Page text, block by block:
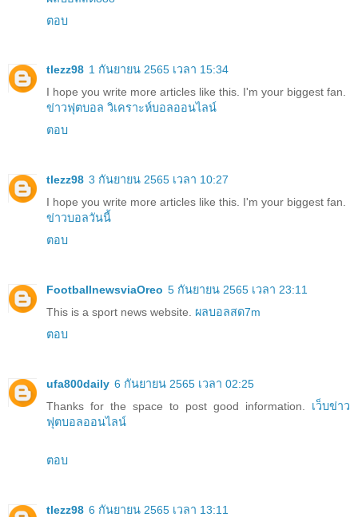
ตอบ
tlezz98 1 กันยายน 2565 เวลา 15:34
I hope you write more articles like this. I'm your biggest fan.
ข่าวฟุตบอล วิเคราะห์บอลออนไลน์
ตอบ
tlezz98 3 กันยายน 2565 เวลา 10:27
I hope you write more articles like this. I'm your biggest fan.
ข่าวบอลวันนี้
ตอบ
FootballnewsviaOreo 5 กันยายน 2565 เวลา 23:11
This is a sport news website. ผลบอลสด7m
ตอบ
ufa800daily 6 กันยายน 2565 เวลา 02:25
Thanks for the space to post good information. เว็บข่าว
ฟุตบอลออนไลน์
ตอบ
tlezz98 6 กันยายน 2565 เวลา 13:11